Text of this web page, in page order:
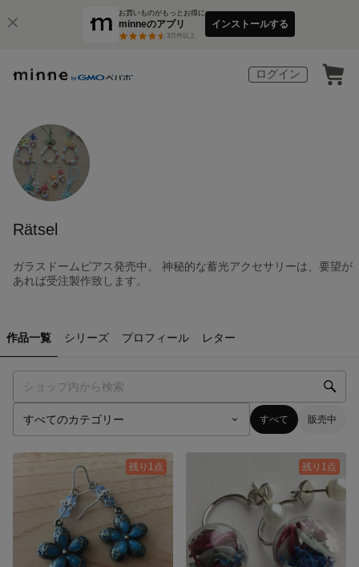
お買いものがもっとお得に
minneのアプリ
3万件以上
インストールする
ログイン
Rätsel
ガラスドームピアス発売中。 神秘的な蓄光アクセサリーは、要望が
あれば受注製作致します。
作品一覧 シリーズ プロフィール レター
すべて 販売中
残り1点 残り1点